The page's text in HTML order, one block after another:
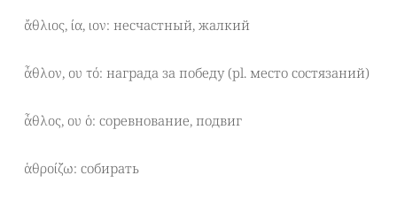
ἄθλιος, ία, ιον: несчастный, жалкий
ἆθλον, ου τό: награда за победу (pl. место состязаний)
ἆθλος, ου ὁ: соревнование, подвиг
ἁθροίζω: собирать